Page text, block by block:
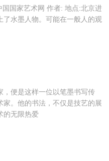
作者: 地点:北京进
了水墨人物。可能在一般人的观
便是这样一位以笔墨书写传
。他的书法，不仅是技艺的展
的无限热爱